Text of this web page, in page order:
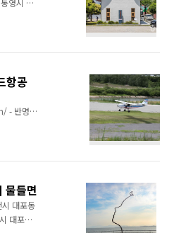
바꿨다.
금산의
는 원효대
영시 중
관에는
남긴 유
정부로
기, 생전
상 관련
항공
- 반명희
합천군
도전의식
- 문의및
요일(단,
물들면
대포동
대포항